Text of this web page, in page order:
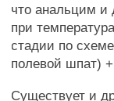
что анальцим и
при
стадии по
полевой шпат)
Существует и